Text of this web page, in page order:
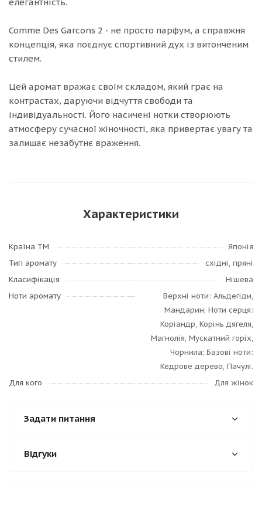
Comme Des Garcons 2 - не просто парфум, а справжня
концепція, яка поєднує спортивний дух із витонченим
стилем.
Цей аромат вражає своїм складом, який грає на
контрастах, даруючи відчуття свободи та
індивідуальності. Його насичені нотки створюють
атмосферу сучасної жіночності, яка привертає увагу та
залишає незабутнє враження.
Характеристики
Країна ТМ
Японія
Тип аромату
східні, пряні
Класифікація
Нішева
Ноти аромату
Верхні ноти: Альдегіди,
Мандарин; Ноти серця:
Коріандр, Корінь дягеля,
Магнолія, Мускатний горіх,
Чорнила; Базові ноти:
Кедрове дерево, Пачулі.
Для кого
Для жінок
Задати питання
Відгуки